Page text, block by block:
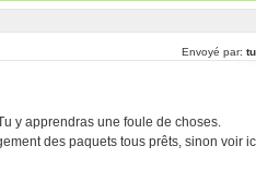
Envoyé par:
y apprendras une foule de choses.
des paquets tous prêts, sinon voir